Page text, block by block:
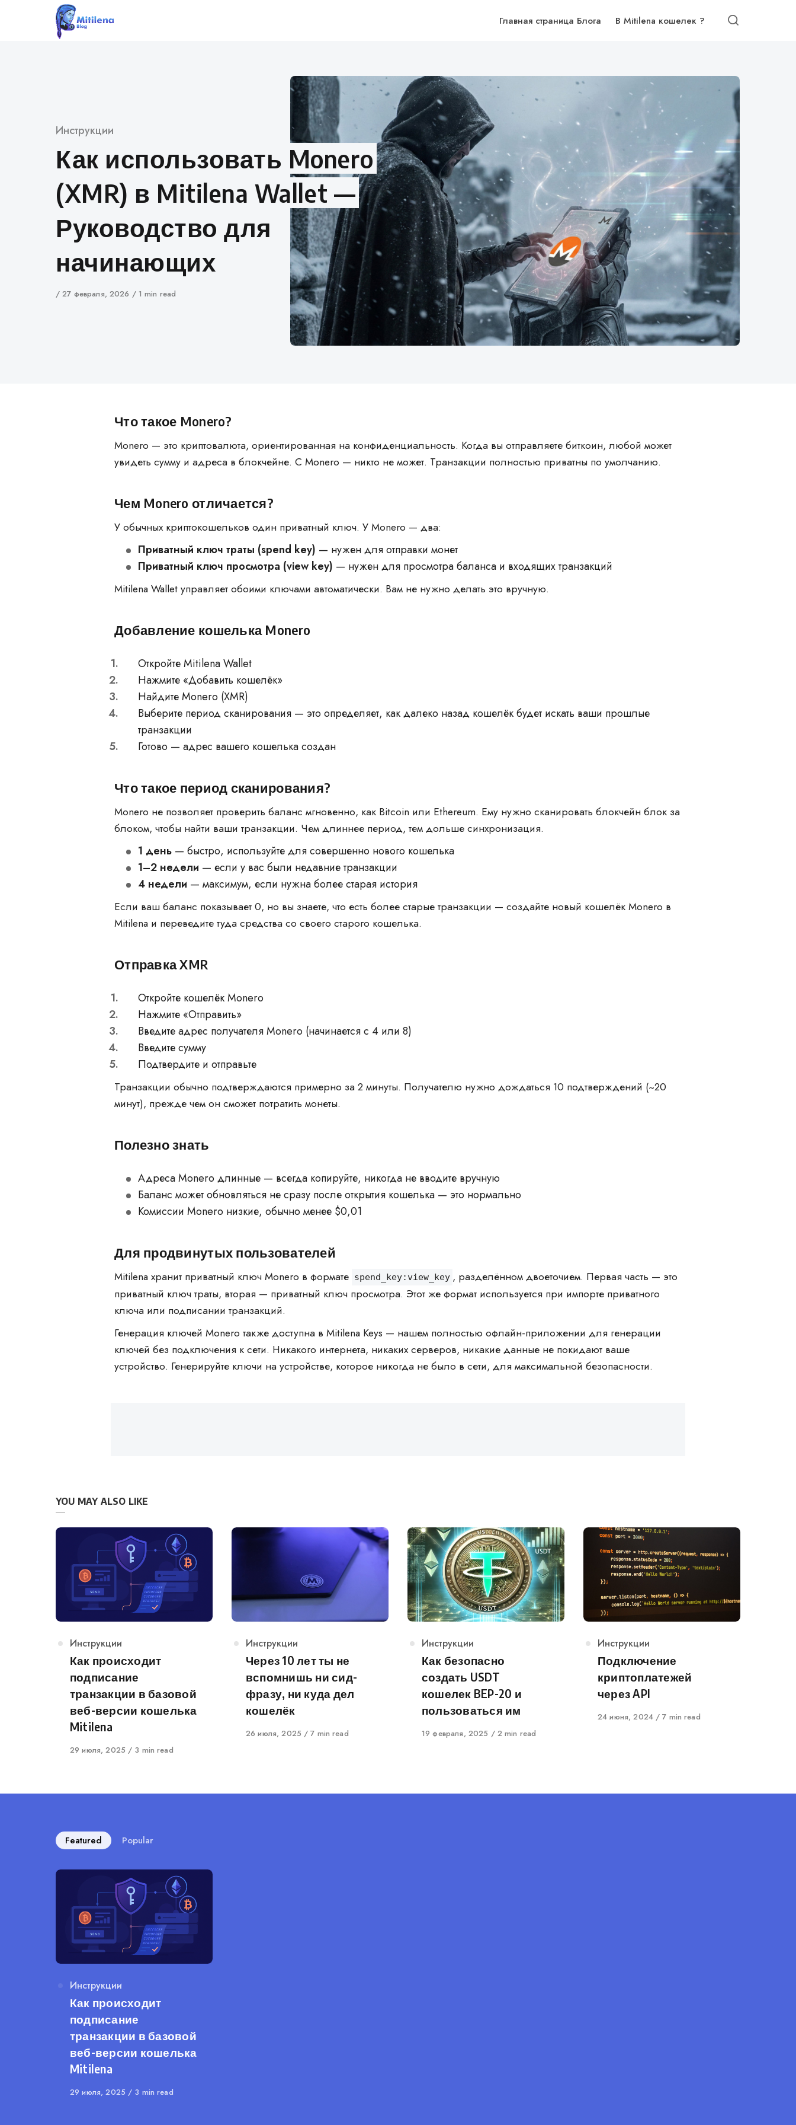
Главная страница Блога В Mitilena кошелек ?
Category
Инструкции
Как использовать Monero
(XMR) в Mitilena Wallet —
Руководство для
начинающих
Author
Published
27 февраля, 2026 1 min read
Что такое Monero?
Monero — это криптовалюта, ориентированная на конфиденциальность. Когда вы отправляете биткоин, любой может
увидеть сумму и адреса в блокчейне. С Monero — никто не может. Транзакции полностью приватны по умолчанию.
Чем Monero отличается?
У обычных криптокошельков один приватный ключ. У Monero — два:
Приватный ключ траты (spend key) — нужен для отправки монет
Приватный ключ просмотра (view key) — нужен для просмотра баланса и входящих транзакций
Mitilena Wallet управляет обоими ключами автоматически. Вам не нужно делать это вручную.
Добавление кошелька Monero
Откройте Mitilena Wallet
Нажмите «Добавить кошелёк»
Найдите Monero (XMR)
Выберите период сканирования — это определяет, как далеко назад кошелёк будет искать ваши прошлые
транзакции
Готово — адрес вашего кошелька создан
Что такое период сканирования?
Monero не позволяет проверить баланс мгновенно, как Bitcoin или Ethereum. Ему нужно сканировать блокчейн блок за
блоком, чтобы найти ваши транзакции. Чем длиннее период, тем дольше синхронизация.
1 день — быстро, используйте для совершенно нового кошелька
1–2 недели — если у вас были недавние транзакции
4 недели — максимум, если нужна более старая история
Если ваш баланс показывает 0, но вы знаете, что есть более старые транзакции — создайте новый кошелёк Monero в
Mitilena и переведите туда средства со своего старого кошелька.
Отправка XMR
Откройте кошелёк Monero
Нажмите «Отправить»
Введите адрес получателя Monero (начинается с 4 или 8)
Введите сумму
Подтвердите и отправьте
Транзакции обычно подтверждаются примерно за 2 минуты. Получателю нужно дождаться 10 подтверждений (~20
минут), прежде чем он сможет потратить монеты.
Полезно знать
Адреса Monero длинные — всегда копируйте, никогда не вводите вручную
Баланс может обновляться не сразу после открытия кошелька — это нормально
Комиссии Monero низкие, обычно менее $0,01
Для продвинутых пользователей
Mitilena хранит приватный ключ Monero в формате spend_key:view_key , разделённом двоеточием. Первая часть — это
приватный ключ траты, вторая — приватный ключ просмотра. Этот же формат используется при импорте приватного
ключа или подписании транзакций.
Генерация ключей Monero также доступна в Mitilena Keys — нашем полностью офлайн-приложении для генерации
ключей без подключения к сети. Никакого интернета, никаких серверов, никакие данные не покидают ваше
устройство. Генерируйте ключи на устройстве, которое никогда не было в сети, для максимальной безопасности.
YOU MAY ALSO LIKE
Category
Инструкции
Как происходит
подписание
транзакции в базовой
веб-версии кошелька
Mitilena
Published
29 июля, 2025 3 min read
Category
Инструкции
Через 10 лет ты не
вспомнишь ни сид-
фразу, ни куда дел
кошелёк
Published
26 июля, 2025 7 min read
Category
Инструкции
Как безопасно
создать USDT
кошелек BEP-20 и
пользоваться им
Published
19 февраля, 2025 2 min read
Category
Инструкции
Подключение
криптоплатежей
через API
Published
24 июня, 2024 7 min read
Featured Popular
Category
Инструкции
Как происходит
подписание
транзакции в базовой
веб-версии кошелька
Mitilena
Published
29 июля, 2025 3 min read